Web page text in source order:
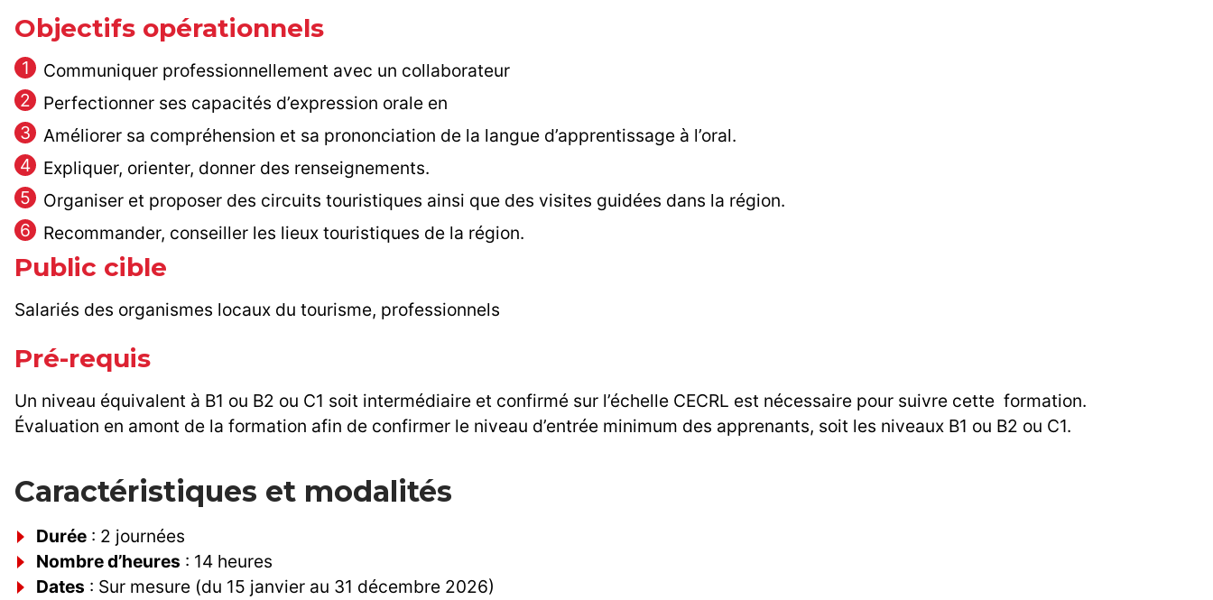
Objectifs opérationnels
Communiquer professionnellement avec un collaborateur
Perfectionner ses capacités d’expression orale en
Améliorer sa compréhension et sa prononciation de la langue d’apprentissage à l’oral.
Expliquer, orienter, donner des renseignements.
Organiser et proposer des circuits touristiques ainsi que des visites guidées dans la région.
Recommander, conseiller les lieux touristiques de la région.
Public cible
Salariés des organismes locaux du tourisme, professionnels
Pré-requis
Un niveau équivalent à B1 ou B2 ou C1 soit intermédiaire et confirmé sur l’échelle CECRL est nécessaire pour suivre cette formation.
Évaluation en amont de la formation afin de confirmer le niveau d’entrée minimum des apprenants, soit les niveaux B1 ou B2 ou C1.
Caractéristiques et modalités
Durée : 2 journées
Nombre d’heures : 14 heures
Dates : Sur mesure (du 15 janvier au 31 décembre 2026)